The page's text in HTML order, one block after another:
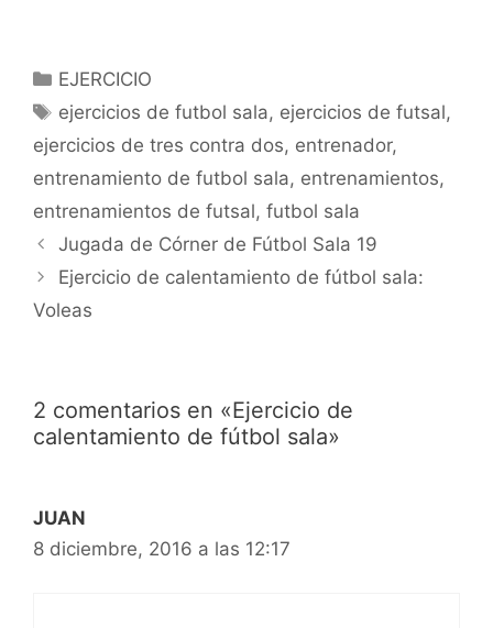
Categorías
EJERCICIO
Etiquetas
ejercicios de futbol sala, ejercicios de futsal,
ejercicios de tres contra dos, entrenador,
entrenamiento de futbol sala, entrenamientos,
entrenamientos de futsal, futbol sala
Navegación
de
entradas
Jugada de Córner de Fútbol Sala 19
Ejercicio de calentamiento de fútbol sala:
Voleas
2 comentarios en «Ejercicio de
calentamiento de fútbol sala»
JUAN
8 diciembre, 2016 a las 12:17